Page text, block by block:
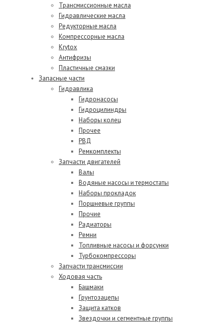
Трансмиссионные масла
Гидравлические масла
Редукторные масла
Компрессорные масла
Krytox
Антифризы
Пластичные смазки
Запасные части
Гидравлика
Гидронасосы
Гидроцилиндры
Наборы колец
Прочее
РВД
Ремкомплекты
Запчасти двигателей
Валы
Водяные насосы и термостаты
Наборы прокладок
Поршневые группы
Прочие
Радиаторы
Ремни
Топливные насосы и форсунки
Турбокомпрессоры
Запчасти трансмиссии
Ходовая часть
Башмаки
Грунтозацепы
Защита катков
Звездочки и сегментные группы